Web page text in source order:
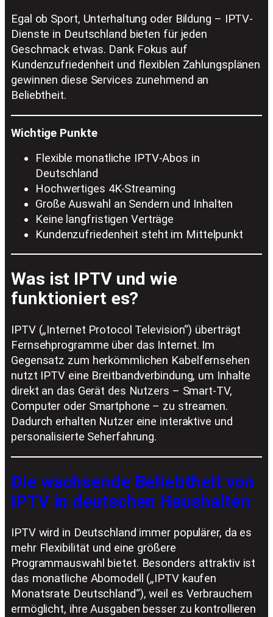
Egal ob Sport, Unterhaltung oder Bildung – IPTV-
Dienste in Deutschland bieten für jeden
Geschmack etwas. Dank Fokus auf
Kundenzufriedenheit und flexiblen Zahlungsplänen
gewinnen diese Services zunehmend an
Beliebtheit.
Wichtige Punkte
Flexible monatliche IPTV-Abos in
Deutschland
Hochwertiges 4K-Streaming
Große Auswahl an Sendern und Inhalten
Keine langfristigen Verträge
Kundenzufriedenheit steht im Mittelpunkt
Was ist IPTV und wie
funktioniert es?
IPTV („Internet Protocol Television“) überträgt
Fernsehprogramme über das Internet. Im
Gegensatz zum herkömmlichen Kabelfernsehen
nutzt IPTV eine Breitbandverbindung, um Inhalte
direkt an das Gerät des Nutzers – Smart-TV,
Computer oder Smartphone – zu streamen.
Dadurch erhalten Nutzer eine interaktive und
personalisierte Seherfahrung.
Die wachsende Beliebtheit von
IPTV in deutschen Haushalten
IPTV wird in Deutschland immer populärer, da es
mehr Flexibilität und eine größere
Programmauswahl bietet. Besonders attraktiv ist
das monatliche Abomodell („IPTV kaufen
Monatsrate Deutschland“), weil es Verbrauchern
ermöglicht, ihre Ausgaben besser zu kontrollieren